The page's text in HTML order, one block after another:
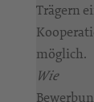
Trägern
möglich.
Wie